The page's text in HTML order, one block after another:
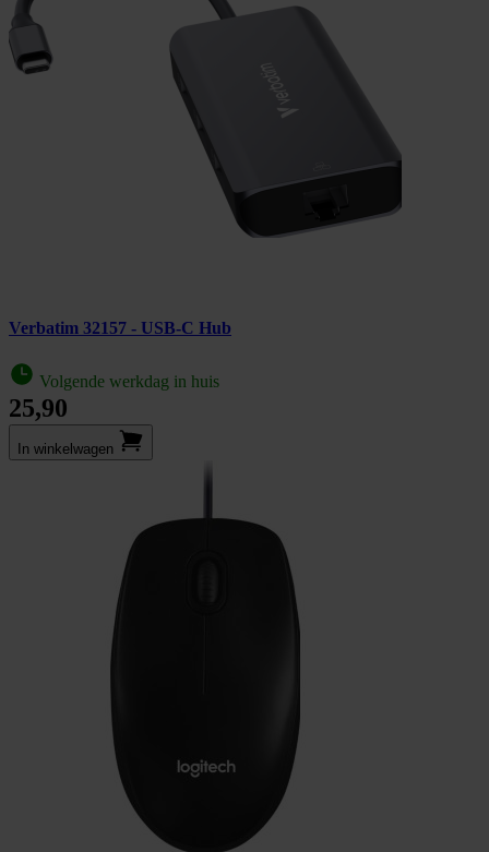
Verbatim 32157 - USB-C Hub
Volgende werkdag in huis
25,90
In winkel­wagen